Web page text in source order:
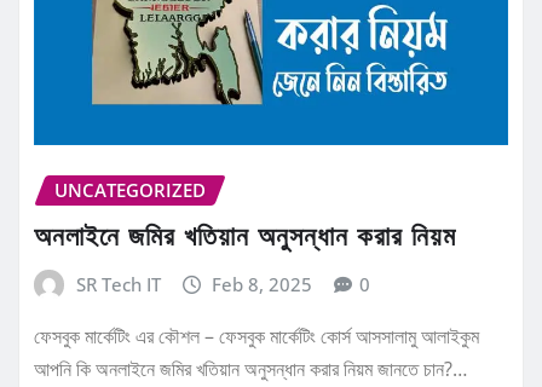
UNCATEGORIZED
অনলাইনে জমির খতিয়ান অনুসন্ধান করার নিয়ম
SR Tech IT Feb 8, 2025 0
ফেসবুক মার্কেটিং এর কৌশল – ফেসবুক মার্কেটিং কোর্স আসসালামু আলাইকুম
আপনি কি অনলাইনে জমির খতিয়ান অনুসন্ধান করার নিয়ম জানতে চান?…